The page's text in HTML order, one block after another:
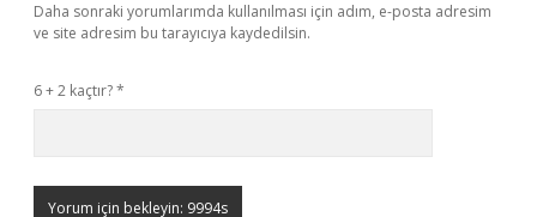
Daha sonraki yorumlarımda kullanılması için adım, e-posta adresim
ve site adresim bu tarayıcıya kaydedilsin.
6 + 2 kaçtır?*